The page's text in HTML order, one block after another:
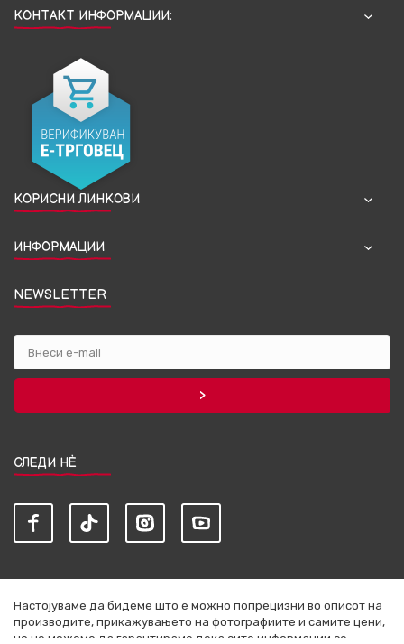
КОНТАКТ ИНФОРМАЦИИ:
КОРИСНИ ЛИНКОВИ
ИНФОРМАЦИИ
NEWSLETTER
СЛЕДИ НЀ
Настојуваме да бидеме што е можно попрецизни во описот на
производите, прикажувањето на фотографиите и самите цени,
но не можеме да гарантираме дека сите информации се